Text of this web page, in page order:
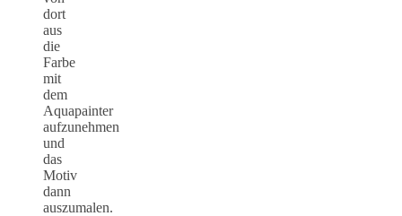
dort
aus
die
Farbe
mit
dem
Aquapainter
aufzunehmen
und
das
Motiv
dann
auszumalen.